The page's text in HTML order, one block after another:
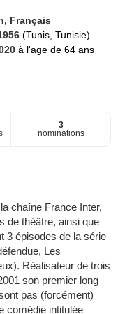
Français
(Tunis, Tunisie)
à l'age de 64 ans
3
nominations
chaîne France Inter,
de théâtre, ainsi que
3 épisodes de la série
Les
Réalisateur de trois
son premier long
pas (forcément)
comédie intitulée